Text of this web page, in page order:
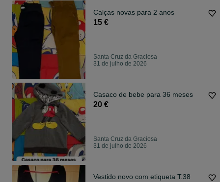
Calças novas para 2 anos
15 €
Santa Cruz da Graciosa
31 de julho de 2026
Casaco de bebe para 36 meses
20 €
Santa Cruz da Graciosa
31 de julho de 2026
Vestido novo com etiqueta T.38